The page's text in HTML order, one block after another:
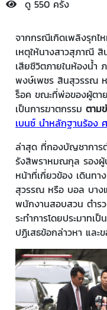
ดู 550 ครั้ง
จากกรณีเกิดเพลิงรุกไ
เหตุให้นางสาวสุภาณี
เสียชีวิตภายในห้องน้ำ
พงษ์เพชร สินสุวรรณ
ร็อค ขณะที่พ่อของผู้ตา
เป็นการฆาตกรรม ตาม
เบนซ์ นำหลักฐานร้อง
ล่าสุด ที่กองบัญชาการต
รังสิพราหมณกุล รองผู้
หน้าที่เกี่ยวข้อง เดินท
สุวรรณ หรือ บอล บาง
พนักงานสอบสวน ตำร
ระทำการโดยประมาทเ
ปฏิเสธข้อกล่าวหา และ